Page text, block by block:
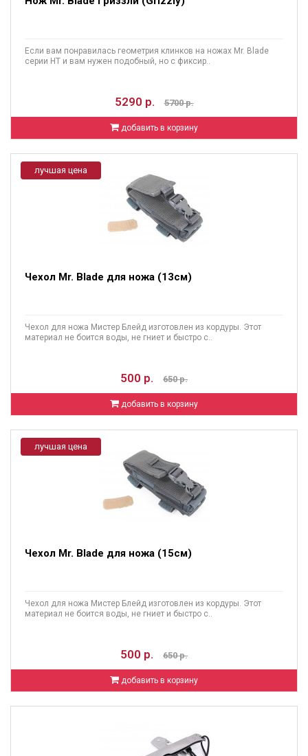
Если вам понравилась геометрия клинков на ножах Mr. Blade
серии HT и вам нужен подобный, но с фиксир..
5290 р. 5700 р.
добавить в корзину
лучшая цена
Чехол Mr. Blade для ножа (13см)
Чехол для ножа Мистер Блейд изготовлен из кордуры. Этот
материал не боится воды, не гниет и быстро с..
500 р. 650 р.
добавить в корзину
лучшая цена
Чехол Mr. Blade для ножа (15см)
Чехол для ножа Мистер Блейд изготовлен из кордуры. Этот
материал не боится воды, не гниет и быстро с..
500 р. 650 р.
добавить в корзину